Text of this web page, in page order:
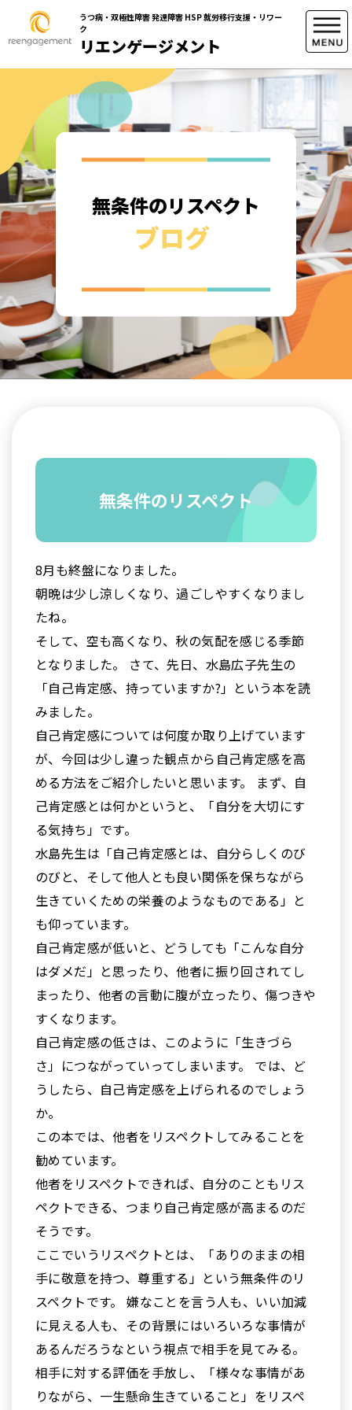
うつ病・双極性障害 発達障害 HSP 就労移行支援・リワー
ク
リエンゲージメント
無条件のリスペクト
ブログ
無条件のリスペクト
8月も終盤になりました。
朝晩は少し涼しくなり、過ごしやすくなりまし
たね。
そして、空も高くなり、秋の気配を感じる季節
となりました。 さて、先日、水島広子先生の
「自己肯定感、持っていますか?」という本を読
みました。
自己肯定感については何度か取り上げています
が、今回は少し違った観点から自己肯定感を高
める方法をご紹介したいと思います。 まず、自
己肯定感とは何かというと、「自分を大切にす
る気持ち」です。
水島先生は「自己肯定感とは、自分らしくのび
のびと、そして他人とも良い関係を保ちながら
生きていくための栄養のようなものである」と
も仰っています。
自己肯定感が低いと、どうしても「こんな自分
はダメだ」と思ったり、他者に振り回されてし
まったり、他者の言動に腹が立ったり、傷つきや
すくなります。
自己肯定感の低さは、このように「生きづら
さ」につながっていってしまいます。 では、ど
うしたら、自己肯定感を上げられるのでしょう
か。
この本では、他者をリスペクトしてみることを
勧めています。
他者をリスペクトできれば、自分のこともリス
ペクトできる、つまり自己肯定感が高まるのだ
そうです。
ここでいうリスペクトとは、「ありのままの相
手に敬意を持つ、尊重する」という無条件のリ
スペクトです。 嫌なことを言う人も、いい加減
に見える人も、その背景にはいろいろな事情が
あるんだろうなという視点で相手を見てみる。
相手に対する評価を手放し、「様々な事情があ
りながら、一生懸命生きていること」をリスペ